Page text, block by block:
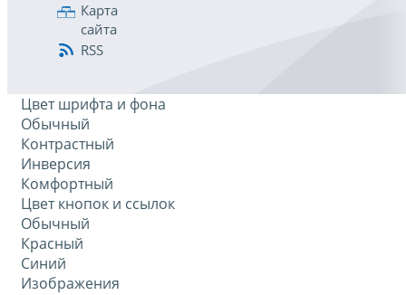
Карта
сайта
RSS
Цвет шрифта и фона
Обычный
Контрастный
Инверсия
Комфортный
Цвет кнопок и ссылок
Обычный
Красный
Синий
Изображения